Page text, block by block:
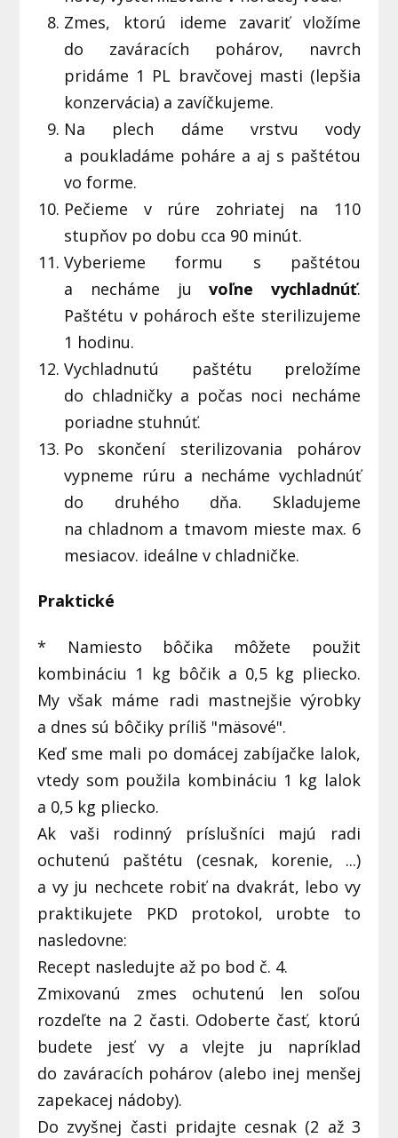
Zmes, ktorú ideme zavariť vložíme
do zaváracích pohárov, navrch
pridáme 1 PL bravčovej masti (lepšia
konzervácia) a zavíčkujeme.
Na plech dáme vrstvu vody
a poukladáme poháre a aj s paštétou
vo forme.
Pečieme v rúre zohriatej na 110
stupňov po dobu cca 90 minút.
Vyberieme formu s paštétou
a necháme juvoľne vychladnúť.
Paštétu v pohároch ešte sterilizujeme
1 hodinu.
Vychladnutú paštétu preložíme
do chladničky a počas noci necháme
poriadne stuhnúť.
Po skončení sterilizovania pohárov
vypneme rúru a necháme vychladnúť
do druhého dňa. Skladujeme
na chladnom a tmavom mieste max. 6
mesiacov. ideálne v chladničke.
Praktické
* Namiesto bôčika môžete použit
kombináciu 1 kg bôčik a 0,5 kg pliecko.
My však máme radi mastnejšie výrobky
a dnes sú bôčiky príliš "mäsové".
Keď sme mali po domácej zabíjačke lalok,
vtedy som použila kombináciu 1 kg lalok
a 0,5 kg pliecko.
Ak vaši rodinný príslušníci majú radi
ochutenú paštétu (cesnak, korenie, ...)
a vy ju nechcete robiť na dvakrát, lebo vy
praktikujete PKD protokol, urobte to
nasledovne:
Recept nasledujte až po bod č. 4.
Zmixovanú zmes ochutenú len soľou
rozdeľte na 2 časti. Odoberte časť, ktorú
budete jesť vy a vlejte ju napríklad
do zaváracích pohárov (alebo inej menšej
zapekacej nádoby).
Do zvyšnej časti pridajte cesnak (2 až 3